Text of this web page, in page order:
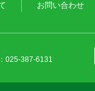
お問い合わせ
025-387-6131